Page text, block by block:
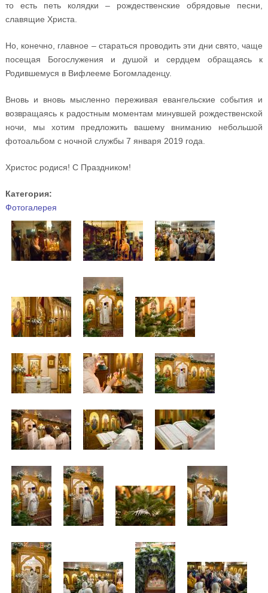
то есть петь колядки – рождественские обрядовые песни,
славящие Христа.
Но, конечно, главное – стараться проводить эти дни свято, чаще
посещая Богослужения и душой и сердцем обращаясь к
Родившемуся в Вифлееме Богомладенцу.
Вновь и вновь мысленно переживая евангельские события и
возвращаясь к радостным моментам минувшей рождественской
ночи, мы хотим предложить вашему вниманию небольшой
фотоальбом с ночной службы 7 января 2019 года.
Христос родися! С Праздником!
Категория:
Фотогалерея